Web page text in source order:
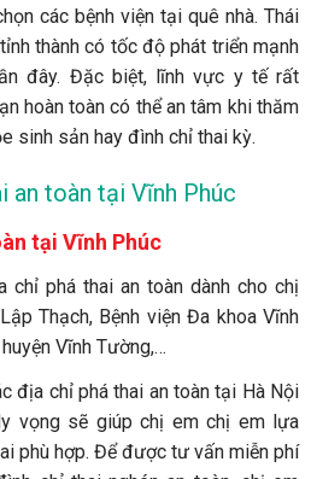
các bệnh viện tại quê nhà. Thái
thành có tốc độ phát triển mạnh
đây. Đặc biệt, lĩnh vực y tế rất
hoàn toàn có thể an tâm khi thăm
sinh sản hay đình chỉ thai kỳ.
an toàn tại Vĩnh Phúc
tại Vĩnh Phúc
chỉ phá thai an toàn dành cho chị
Thạch, Bệnh viện Đa khoa Vĩnh
Vĩnh Tường,…
địa chỉ phá thai an toàn tại Hà Nội
vọng sẽ giúp chị em chị em lựa
phù hợp. Để được tư vấn miễn phí